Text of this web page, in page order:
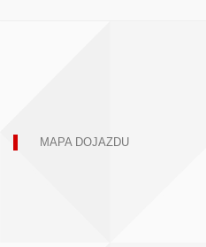
MAPA DOJAZDU